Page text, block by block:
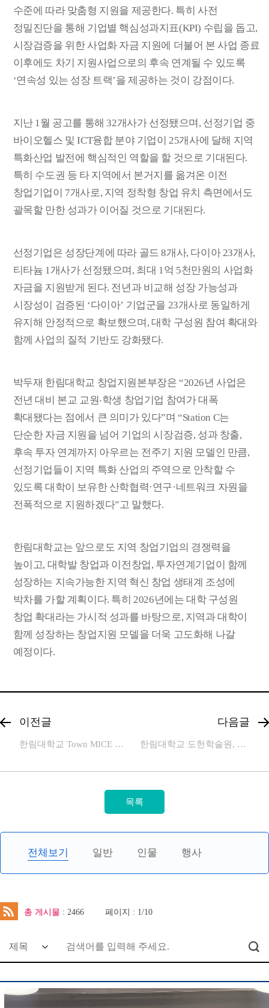
수준에 따라 맞춤형 지원을 제공한다. 특히 사전
정밀진단을 통해 기업별 핵심성과지표(KPI) 수립을 돕고,
시장검증을 위한 사업화 자금 지원에 더불어 본 사업 종료
이후에도 차기 지원사업으로의 후속 연계될 수 있도록
‘연속성 있는 성장 트랙’을 제공하는 것이 강점이다.
지난 1월 공고를 통해32개사가 선정됐으며 , 선정기업 중
바이오헬스 및ICT융합 분야 기업이25개사에 달해 지역
특화산업 발전에 핵심적인 역할을 할 것으로 기대된다.
특히 수도권 등 타 지역에서 본거지를 옮겨온 이전
창업기업이 7개사로, 지역 정착형 창업 유치 측면에서도
괄목할 만한 성과가 이어질 것으로 기대된다.
선정기업은 성장단계에 따라 골드8개사, 다이아23개사,
티타늄 1개사가 선정됐으며 , 최대 1억 5천만원의 사업화
자금을 지원받게 된다. 전년과 비교해 성장 가능성과
시장성이 검증된 ‘다이아’ 기업군을 23개사로 동일하게
유지해 안정적으로 확보했으며 , 대학 구성원 참여 확대와
함께 사업의 질적 기반도 강화됐다.
박두재 한림대학교 창업지원본부장은 “2026년 사업은
전년 대비 본교 교원‧학생 창업기업 참여가 대폭
확대됐다는 점에서 큰 의미가 있다”며 “Station C는
단순한 자금 지원을 넘어 기업의 시장검증, 성과 창출,
후속 투자 연계까지 아우르는 전주기 지원 모델인 만큼,
선정기업들이 지역 특화 산업의 주역으로 안착할 수
있도록 대학이 보유한 산학협력·연구·네트워크 자원을
전폭적으로 지원하겠다”고 말했다.
한림대학교는 앞으로도 지역 창업기업의 경쟁력을
높이고, 대학발 창업과 이전창업, 투자연계기업이 함께
성장하는 지속가능한 지역 혁신 창업 생태계 조성에
박차를 가할 계획이다. 특히2026년에는 대학 구성원
창업 확대라는 가시적 성과를 바탕으로, 지역과 대학이
함께 성장하는 창업지원 모델을 더욱 고도화해 나갈
예정이다.
이전글
한림대학교 Town MICE 연구소, WACP 포럼 통해 ‘지역 작동의 새로운 방식’ 제시
다음글
한림대학교 도헌학술원, 윤영관 아산정책연구원 이사장 초청 '트럼프 2기 시대 국제
전체보기 일반 인물 행사
총 게시물 : 2466 페이지 : 1/10